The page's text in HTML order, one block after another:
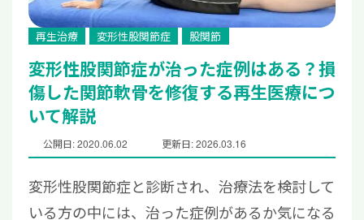
再生治療 変形性股関節症 股関節
変形性股関節症が治った症例はある？損
傷した関節軟骨を修復する再生医療につ
いて解説
公開日: 2020.06.02 更新日: 2026.03.16
変形性股関節症と診断され、治療法を検討して
いる方の中には、治った症例があるか気になる